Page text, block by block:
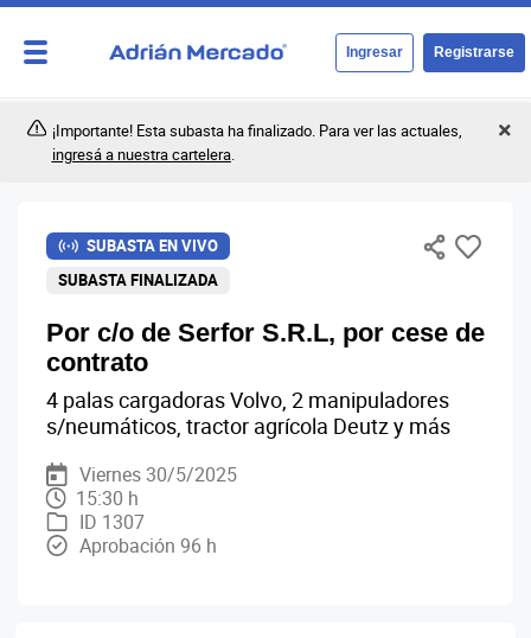
Ingresar Registrarse
¡Importante! Esta subasta ha finalizado. Para ver las actuales,
ingresá a nuestra cartelera.
Por c/o de Serfor S.R.L, por cese de
contrato
SUBASTA EN VIVO
SUBASTA FINALIZADA
4 palas cargadoras Volvo, 2 manipuladores
s/neumáticos, tractor agrícola Deutz y más
Viernes 30/5/2025
15:30 h
ID 1307
Aprobación 96 h